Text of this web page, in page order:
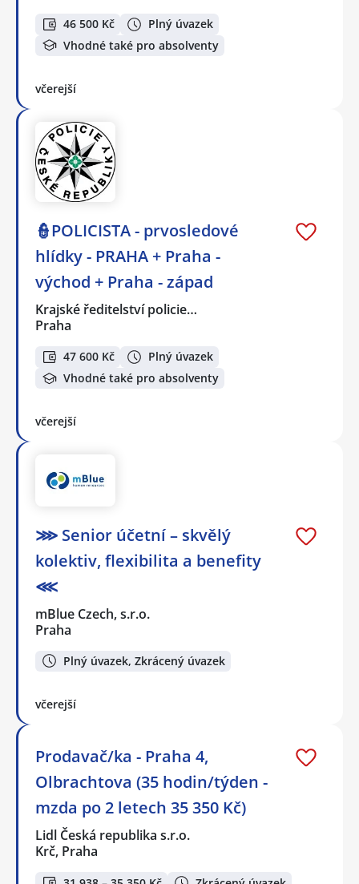
46 500 Kč
Plný úvazek
Vhodné také pro absolventy
včerejší
👮POLICISTA - prvosledové
hlídky - PRAHA + Praha -
východ + Praha - západ
Krajské ředitelství policie…
Praha
47 600 Kč
Plný úvazek
Vhodné také pro absolventy
včerejší
⋙ Senior účetní – skvělý
kolektiv, flexibilita a benefity
⋘
mBlue Czech, s.r.o.
Praha
Plný úvazek, Zkrácený úvazek
včerejší
Prodavač/ka - Praha 4,
Olbrachtova (35 hodin/týden -
mzda po 2 letech 35 350 Kč)
Lidl Česká republika s.r.o.
Krč, Praha